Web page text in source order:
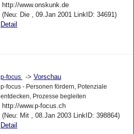
http://www.onskunk.de
(Neu: Die , 09.Jan 2001 LinkID: 34691)
Detail
p-focus -> Vorschau
p-focus - Personen fördern, Potenziale
entdecken, Prozesse begleiten
http://www.p-focus.ch
(Neu: Mit , 08.Jan 2003 LinkID: 398864)
Detail